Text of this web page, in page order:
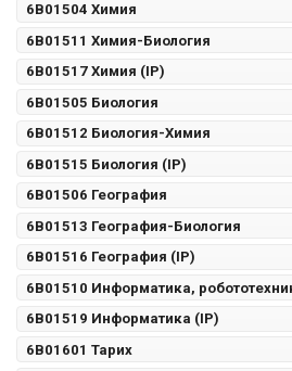
6B01504 Химия
6B01511 Химия-Биология
6B01517 Химия (IP)
6B01505 Биология
6B01512 Биология-Химия
6B01515 Биология (IP)
6B01506 География
6B01513 География-Биология
6B01516 География (IP)
6B01510 Информатика,
6B01519 Информатика (IP)
6B01601 Тарих